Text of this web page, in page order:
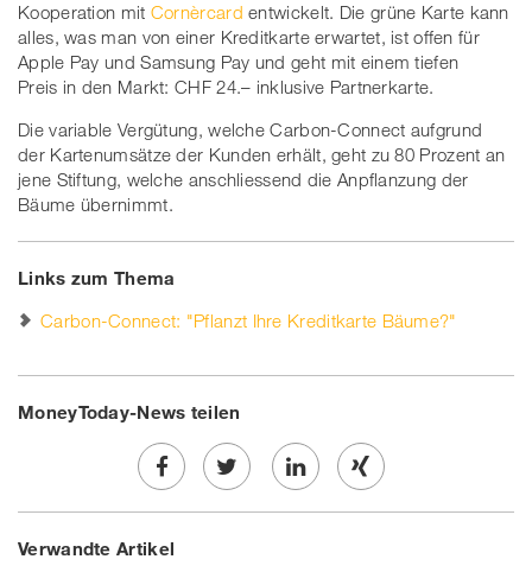
Kooperation mit Cornèrcard entwickelt. Die grüne Karte kann
alles, was man von einer Kreditkarte erwartet, ist offen für
Apple Pay und Samsung Pay und geht mit einem tiefen
Preis in den Markt: CHF 24.– inklusive Partnerkarte.
Die variable Vergütung, welche Carbon-Connect aufgrund
der Kartenumsätze der Kunden erhält, geht zu 80 Prozent an
jene Stiftung, welche anschliessend die Anpflanzung der
Bäume übernimmt.
Links zum Thema
Carbon-Connect: "Pflanzt Ihre Kreditkarte Bäume?"
MoneyToday-News teilen
Share
on
Twe
Share Share
Verwandte Artikel